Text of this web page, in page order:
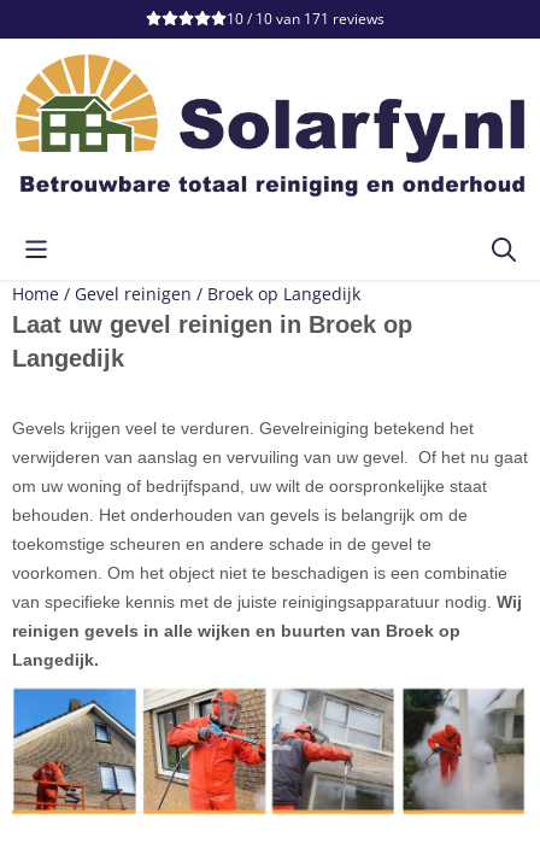
Cookievoorkeuren zijn momenteel gesloten.
10 / 10van 171 reviews
Home / Gevel reinigen / Broek op Langedijk
Laat uw gevel reinigen in Broek op
Langedijk
Gevels krijgen veel te verduren. Gevelreiniging betekend het
verwijderen van aanslag en vervuiling van uw gevel. Of het nu gaat
om uw woning of bedrijfspand, uw wilt de oorspronkelijke staat
behouden. Het onderhouden van gevels is belangrijk om de
toekomstige scheuren en andere schade in de gevel te
voorkomen. Om het object niet te beschadigen is een combinatie
van specifieke kennis met de juiste reinigingsapparatuur nodig. Wij
reinigen gevels in alle wijken en buurten van Broek op
Langedijk.